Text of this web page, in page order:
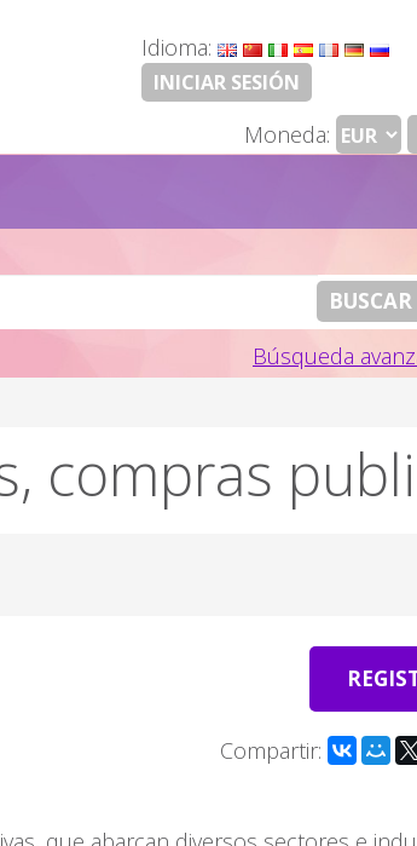
Idioma:
INICIAR SESIÓN
Moneda:
Búsqueda
compras
Compartir: